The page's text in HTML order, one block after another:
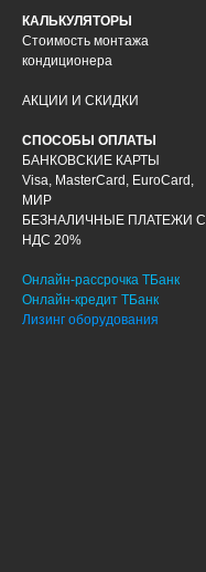
КАЛЬКУЛЯТОРЫ
Стоимость монтажа
кондиционера
АКЦИИ И СКИДКИ
СПОСОБЫ ОПЛАТЫ
БАНКОВСКИЕ КАРТЫ
Visa, MasterCard, EuroCard,
МИР
БЕЗНАЛИЧНЫЕ ПЛАТЕЖИ С
НДС 20%
Онлайн-рассрочка ТБанк
Онлайн-кредит ТБанк
Лизинг оборудования